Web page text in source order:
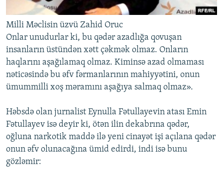
Milli Məclisin üzvü Zahid Oruc
Onlar unudurlar ki, bu qədər azadlığa qovuşan
insanların üstündən xətt çəkmək olmaz. Onların
haqlarını aşağılamaq olmaz. Kiminsə azad olmaması
nəticəsində bu əfv fərmanlarının mahiyyətini, onun
ümummilli xoş məramını aşağıya salmaq olmaz».
Həbsdə olan jurnalist Eynulla Fətullayevin atası Emin
Fətullayev isə deyir ki, ötən ilin dekabrına qədər,
oğluna narkotik maddə ilə yeni cinayət işi açılana qədər
onun əfv olunacağına ümid edirdi, indi isə bunu
gözləmir: